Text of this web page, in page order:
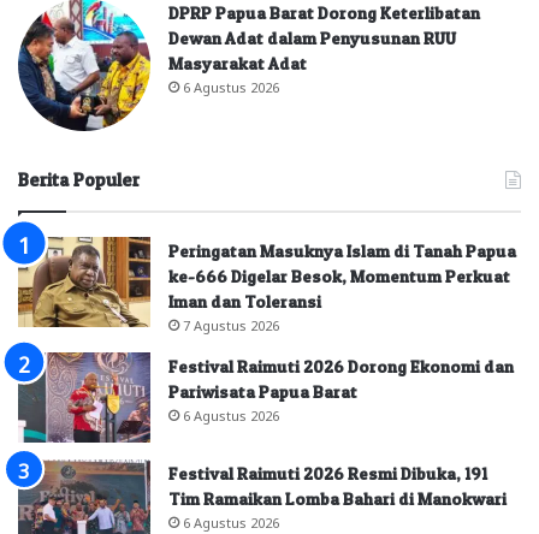
DPRP Papua Barat Dorong Keterlibatan
Dewan Adat dalam Penyusunan RUU
Masyarakat Adat
6 Agustus 2026
Berita Populer
Peringatan Masuknya Islam di Tanah Papua
ke-666 Digelar Besok, Momentum Perkuat
Iman dan Toleransi
7 Agustus 2026
Festival Raimuti 2026 Dorong Ekonomi dan
Pariwisata Papua Barat
6 Agustus 2026
Festival Raimuti 2026 Resmi Dibuka, 191
Tim Ramaikan Lomba Bahari di Manokwari
6 Agustus 2026